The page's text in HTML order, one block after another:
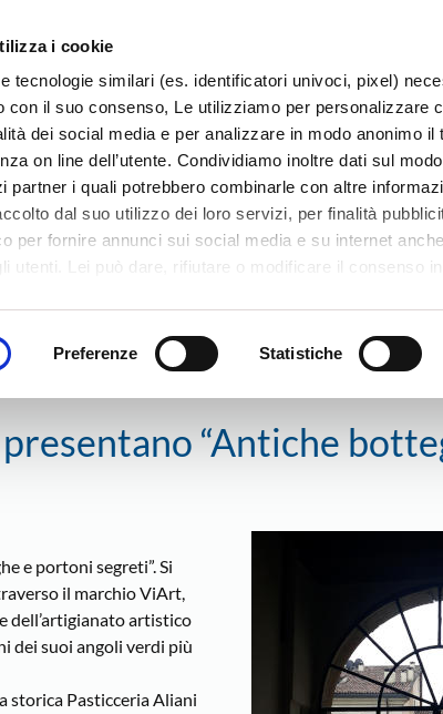
i cookie
tecnologie similari (es. identificatori univoci, pixel)
con il suo consenso, Le utilizziamo per personalizzare
dei social media e per analizzare in modo anonimo il
on line dell’utente. Condividiamo inoltre dati sul
partner i quali potrebbero combinarle con altre
dal suo utilizzo dei loro servizi, per finalità
per fornire annunci sui social media e su internet
utenti. Lei può dare, rifiutare o modificare il consenso
usati e sulla loro condivisione con i terzi partner può
Preferenze Statistiche
TERRITORIO SISTEMI E MESTIERI
“Antiche
e portoni segreti”. Si
il marchio ViArt,
dell’artigianato artistico
dei suoi angoli verdi più
storica Pasticceria Aliani